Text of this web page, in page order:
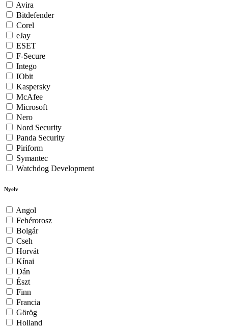
Avira
Bitdefender
Corel
eJay
ESET
F-Secure
Intego
IObit
Kaspersky
McAfee
Microsoft
Nero
Nord Security
Panda Security
Piriform
Symantec
Watchdog Development
Nyelv
Angol
Fehérorosz
Bolgár
Cseh
Horvát
Kínai
Dán
Észt
Finn
Francia
Görög
Holland